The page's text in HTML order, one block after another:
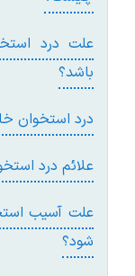
علت درد
باشد؟
درد استخوان
علائم درد
علت آسيب
شود؟